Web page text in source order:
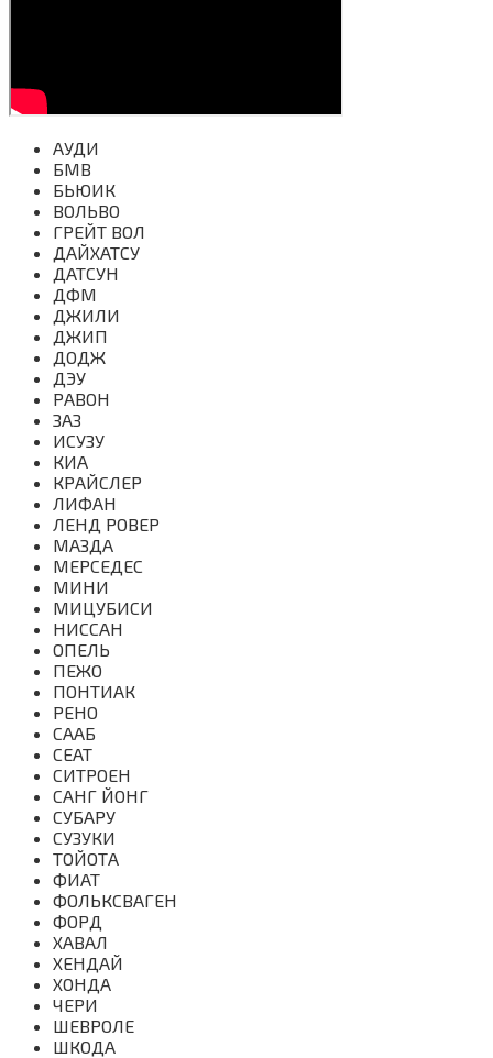
АУДИ
БМВ
БЬЮИК
ВОЛЬВО
ГРЕЙТ ВОЛ
ДАЙХАТСУ
ДАТСУН
ДФМ
ДЖИЛИ
ДЖИП
ДОДЖ
ДЭУ
РАВОН
ЗАЗ
ИСУЗУ
КИА
КРАЙСЛЕР
ЛИФАН
ЛЕНД РОВЕР
МАЗДА
МЕРСЕДЕС
МИНИ
МИЦУБИСИ
НИССАН
ОПЕЛЬ
ПЕЖО
ПОНТИАК
РЕНО
СААБ
СЕАТ
СИТРОЕН
САНГ ЙОНГ
СУБАРУ
СУЗУКИ
ТОЙОТА
ФИАТ
ФОЛЬКСВАГЕН
ФОРД
ХАВАЛ
ХЕНДАЙ
ХОНДА
ЧЕРИ
ШЕВРОЛЕ
ШКОДА